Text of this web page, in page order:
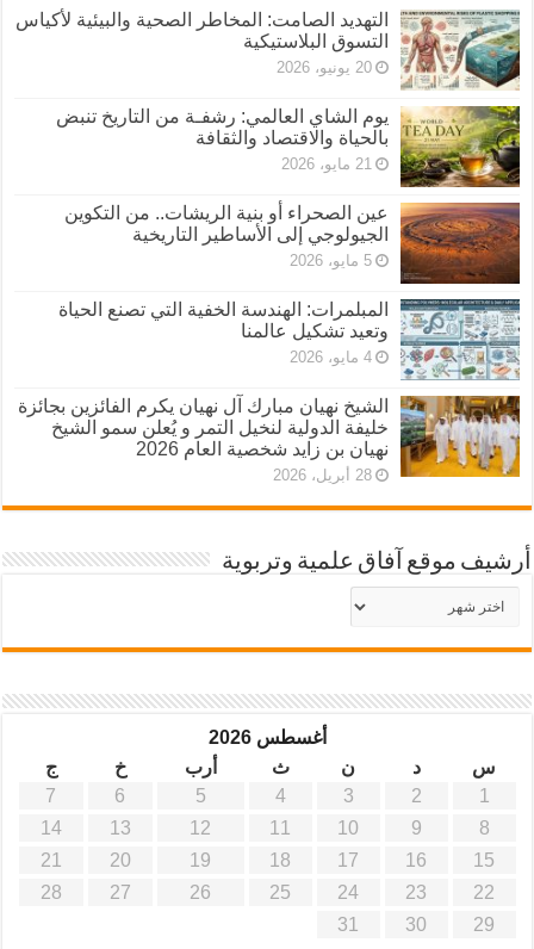
التهديد الصامت: المخاطر الصحية والبيئية لأكياس
التسوق البلاستيكية
20 يونيو، 2026
يوم الشاي العالمي: رشفـة من التاريخ تنبض
بالحياة والاقتصاد والثقافة
21 مايو، 2026
عين الصحراء أو بنية الريشات.. من التكوين
الجيولوجي إلى الأساطير التاريخية
5 مايو، 2026
المبلمرات: الهندسة الخفية التي تصنع الحياة
وتعيد تشكيل عالمنا
4 مايو، 2026
الشيخ نهيان مبارك آل نهيان يكرم الفائزين بجائزة
خليفة الدولية لنخيل التمر و يُعلن سمو الشيخ
نهيان بن زايد شخصية العام 2026
28 أبريل، 2026
أرشيف موقع آفاق علمية وتربوية
أرشيف
موقع
أغسطس 2026
س
د ن ث أرب خ
ج
1
2
3
4
5
6
7
8
9
10
11
12
13
14
15
16
17
18
19
20
21
22
23
24
25
26
27
28
29
30
31